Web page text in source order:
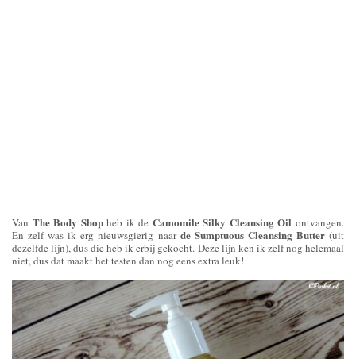
Van The Body Shopheb ik de Camomile Silky Cleansing Oil ontvangen.
En zelf was ik erg nieuwsgierig naar de Sumptuous Cleansing Butter(uit
dezelfde lijn), dus die heb ik erbij gekocht. Deze lijn ken ik zelf nog helemaal
niet, dus dat maakt het testen dan nog eens extra leuk!